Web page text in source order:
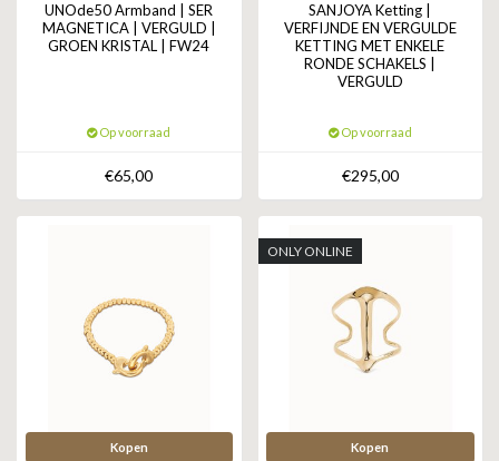
UNOde50 Armband | SER
MAGNETICA | VERGULD |
GROEN KRISTAL | FW24
Op voorraad
€65,00
SANJOYA Ketting |
VERFIJNDE EN VERGULDE
KETTING MET ENKELE
RONDE SCHAKELS |
VERGULD
Op voorraad
€295,00
Kopen
ONLY ONLINE
Kopen